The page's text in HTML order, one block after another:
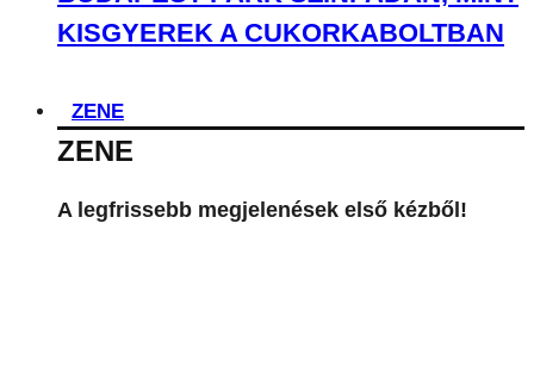
KISGYEREK A CUKORKABOLTBAN
ZENE
ZENE
A legfrissebb megjelenések első kézből!